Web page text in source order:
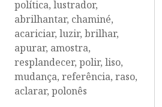
política, lustrador,
abrilhantar, chaminé,
acariciar, luzir, brilhar,
apurar, amostra,
resplandecer, polir, liso,
mudança, referência, raso,
aclarar, polonês